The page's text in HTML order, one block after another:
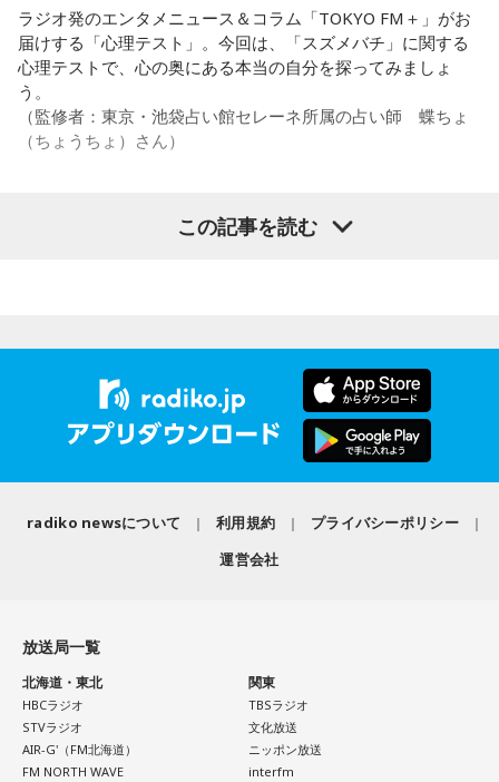
間は時代的に増えていますね」とリアルな実情を明かしま
す。
また、有吉は「吉本（興業）は縦がちゃんとしているじゃ
ん。それは養成所でもそういう教えがあるんだろうし、先輩
からも受け継がれるからだと思うんだよね」と他事務所と比
パーソナリティ：有吉弘行
番組Webサイト：
https://jfn-pods.com/program/27400
音声コンテンツプラットフォーム「JFN Pods」ではスペシャ
ル音声も配信中！
ラジオ発のエンタメニュース＆コラム「TOKYO FM＋」がお
届けする「心理テスト」。今回は、「スズメバチ」に関する
心理テストで、心の奥にある本当の自分を探ってみましょ
う。
（監修者：東京・池袋占い館セレーネ所属の占い師 蝶ちょ
（ちょうちょ）さん）
それは何でしたか？次の中から近いものを1つ選んでくださ
1． 鳩のぬいぐるみ
3． 買ったばかりの乾電池
あなたの「究極の裏の顔」です。
とっさに握りしめたものは、あなたが窮地で無意識に守ろう
とする「本当に大切なもの」を暗示しています。冷静ではい
られない極限の場面でこそ、普段は隠れているあなたの本性
が表に出るのです。
この記事を読む
radiko newsについて 利用規約
プライバシーポリシー
運営会社
放送局一覧
北海道・東北
HBCラジオ
STVラジオ
AIR-G'（FM北海道）
FM NORTH WAVE
関東
TBSラジオ
文化放送
ニッポン放送
interfm